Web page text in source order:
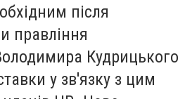
після
правління
Кудрицького
у зв'язку з цим